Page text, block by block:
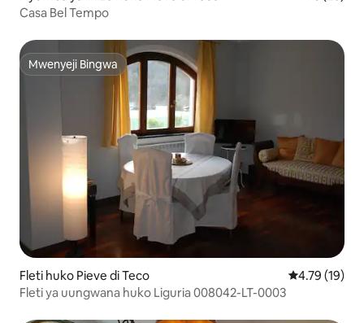
Casa Bel Tempo
Mwenyeji Bingwa
Mwenyeji Bingwa
Fleti huko Pieve di Teco Ukadiriaji wa
4.79 (19)
Fleti ya uungwana huko Liguria 008042-LT-0003